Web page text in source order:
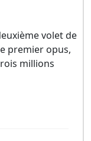
volet de
premier opus,
millions